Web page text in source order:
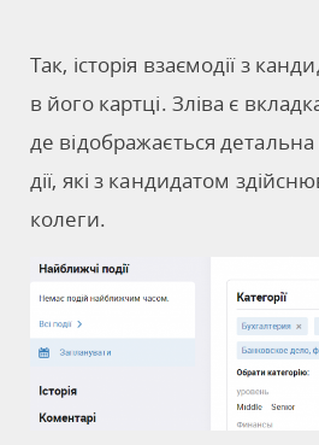
Так, історія взаємодії з
в його картці. Зліва є
де відображається
дії, які з кандидатом
колеги.